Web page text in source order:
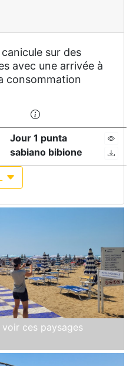
sur des
avec une arrivée à
consommation
Jour 1 punta
sabiano bibione
ces paysages